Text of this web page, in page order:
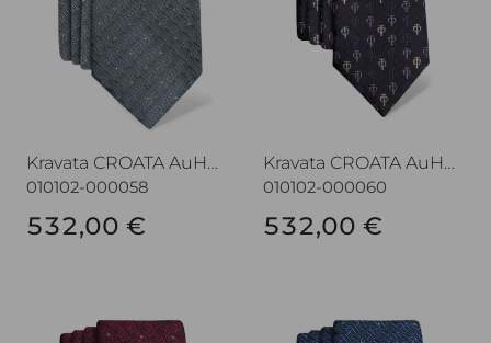
Kravata CROATA AuHRum
010102-000058
532,00 €
Kravata CROATA AuHRum
010102-000060
532,00 €